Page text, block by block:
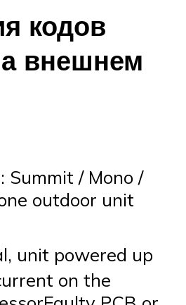
кодов
внешнем
Summit / Mono /
outdoor unit
unit powered up
on the